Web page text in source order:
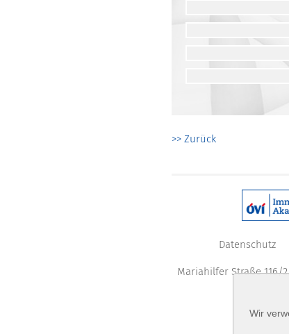
>> Zurück
Datenschutz
Mariahilfer Straße 116/
Wir